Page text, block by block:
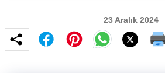
23 Aralık 2024